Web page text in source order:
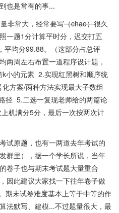
也是常有的事...
非常大，经常要写（chao）很久
一题1分计算平时分，迟交打五
平均分99.88。（这部分占总评
两周左右布置一道程序设计题，
小的元素 2.实现红黑树和顺序统
方案/两种方法实现最大子数组
径 5.二选一复现老师给的两篇论
机满分5分，最后一次按两次计
试原题，也有一两道去年考试的
群里），据一个学长所说，当年
卷子也与期末考试题大量重合
因此建议大家找一下往年卷子做
期末试卷难度基本上等于中等的作
法默写、建模...不过题量很大，最